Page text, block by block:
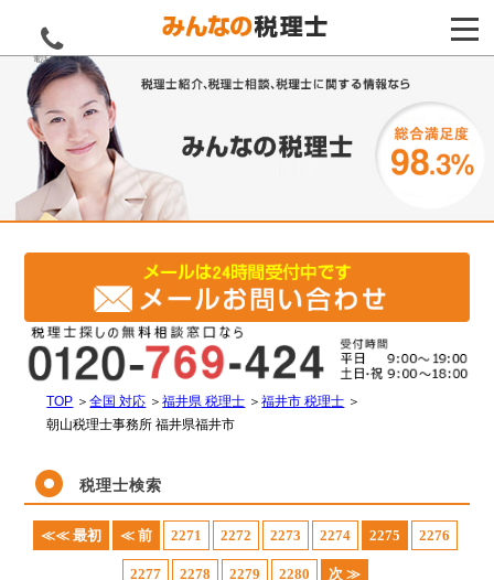
電話をする
TOP ＞全国 対応 ＞福井県 税理士 ＞福井市 税理士 ＞
朝山税理士事務所 福井県福井市
税理士検索
≪≪ 最初 ≪ 前 2271 2272 2273 2274 2275 2276
2277 2278 2279 2280 次 ≫